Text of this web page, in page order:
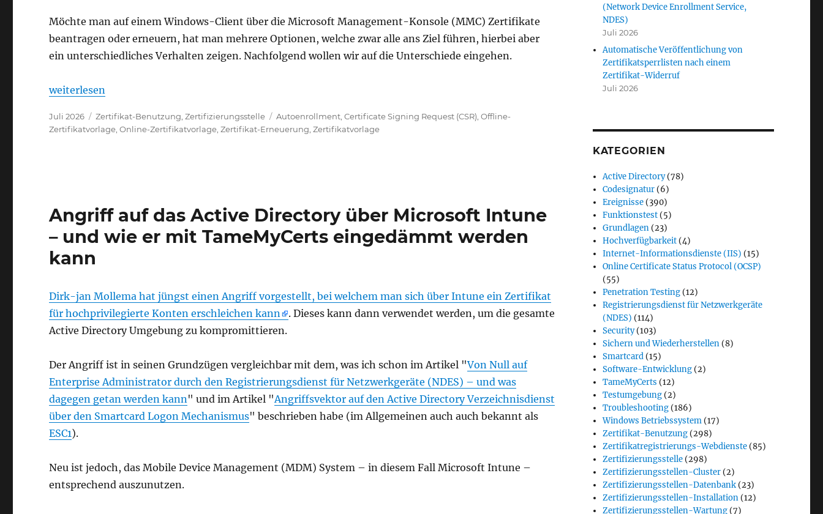
Möchte man auf einem Windows-Client über die Microsoft Management-Konsole (MMC) Zertifikate
beantragen oder erneuern, hat man mehrere Optionen, welche zwar alle ans Ziel führen, hierbei aber
ein unterschiedliches Verhalten zeigen. Nachfolgend wollen wir auf die Unterschiede eingehen.
„Was ist der Unterschied zwischen "Beantragen" und "Erneuern" eines Zertifikates im Windows-Ökosystem“
weiterlesen
Veröffentlicht
am
Juli 2026 Kategorien
Zertifikat-Benutzung,Zertifizierungsstelle Schlagwörter
Autoenrollment,Certificate Signing Request (CSR),Offline-
Zertifikatvorlage,Online-Zertifikatvorlage,Zertifikat-Erneuerung,Zertifikatvorlage
Angriff auf das Active Directory über Microsoft Intune
– und wie er mit TameMyCerts eingedämmt werden
kann
Dirk-jan Mollema hat jüngst einen Angriff vorgestellt, bei welchem man sich über Intune ein Zertifikat
für hochprivilegierte Konten erschleichen kann
. Dieses kann dann verwendet werden, um die gesamte
Active Directory Umgebung zu kompromittieren.
Der Angriff ist in seinen Grundzügen vergleichbar mit dem, was ich schon im Artikel "Von Null auf
Enterprise Administrator durch den Registrierungsdienst für Netzwerkgeräte (NDES) – und was
dagegen getan werden kann " und im Artikel "Angriffsvektor auf den Active Directory Verzeichnisdienst
über den Smartcard Logon Mechanismus" beschrieben habe (im Allgemeinen auch auch bekannt als
ESC1).
Neu ist jedoch, das Mobile Device Management (MDM) System – in diesem Fall Microsoft Intune –
entsprechend auszunutzen.
(Network Device Enrollment Service,
NDES)
Juli 2026
Automatische Veröffentlichung von
Zertifikatsperrlisten nach einem
Zertifikat-Widerruf
Juli 2026
KATEGORIEN
Active Directory(78)
Codesignatur (6)
Ereignisse (390)
Funktionstest (5)
Grundlagen (23)
Hochverfügbarkeit (4)
Internet-Informationsdienste (IIS) (15)
Online Certificate Status Protocol (OCSP)
(55)
Penetration Testing (12)
Registrierungsdienst für Netzwerkgeräte
(NDES) (114)
Security(103)
Sichern und Wiederherstellen (8)
Smartcard (15)
Software-Entwicklung (2)
TameMyCerts (12)
Testumgebung (2)
Troubleshooting (186)
Windows Betriebssystem (17)
Zertifikat-Benutzung (298)
Zertifikatregistrierungs-Webdienste (85)
Zertifizierungsstelle (298)
Zertifizierungsstellen-Cluster (2)
Zertifizierungsstellen-Datenbank (23)
Zertifizierungsstellen-Installation (12)
Zertifizierungsstellen-Wartung (7)